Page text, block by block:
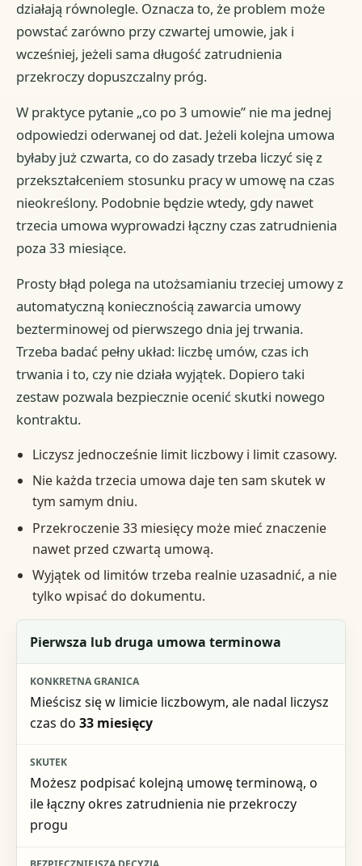
działają równolegle. Oznacza to, że problem może
powstać zarówno przy czwartej umowie, jak i
wcześniej, jeżeli sama długość zatrudnienia
przekroczy dopuszczalny próg.
W praktyce pytanie „co po 3 umowie” nie ma jednej
odpowiedzi oderwanej od dat. Jeżeli kolejna umowa
byłaby już czwarta, co do zasady trzeba liczyć się z
przekształceniem stosunku pracy w umowę na czas
nieokreślony. Podobnie będzie wtedy, gdy nawet
trzecia umowa wyprowadzi łączny czas zatrudnienia
poza 33 miesiące.
Prosty błąd polega na utożsamianiu trzeciej umowy z
automatyczną koniecznością zawarcia umowy
bezterminowej od pierwszego dnia jej trwania.
Trzeba badać pełny układ: liczbę umów, czas ich
trwania i to, czy nie działa wyjątek. Dopiero taki
zestaw pozwala bezpiecznie ocenić skutki nowego
kontraktu.
Liczysz jednocześnie limit liczbowy i limit czasowy.
Nie każda trzecia umowa daje ten sam skutek w
tym samym dniu.
Przekroczenie 33 miesięcy może mieć znaczenie
nawet przed czwartą umową.
Wyjątek od limitów trzeba realnie uzasadnić, a nie
tylko wpisać do dokumentu.
Sytuacja
Konkretna granica
Skutek
Pierwsza lub druga umowa terminowa
Mieścisz się w limicie liczbowym, ale nadal liczysz
czas do 33 miesięcy
Możesz podpisać kolejną umowę terminową, o
ile łączny okres zatrudnienia nie przekroczy
progu